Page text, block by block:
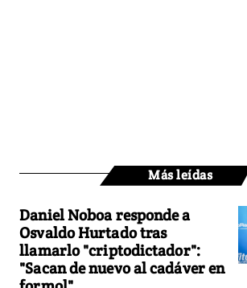
Más leídas
Daniel Noboa responde a
Osvaldo Hurtado tras
llamarlo "criptodictador":
"Sacan de nuevo al cadáver en